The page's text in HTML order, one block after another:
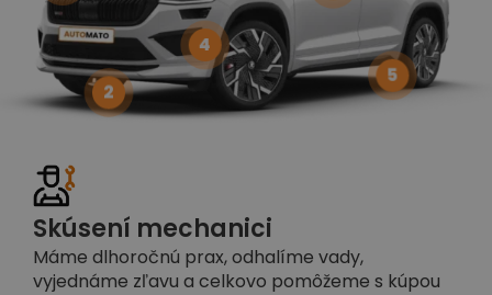
Skúsení mechanici
Máme dlhoročnú prax, odhalíme vady,
vyjednáme zľavu a celkovo pomôžeme s kúpou
2
4
5